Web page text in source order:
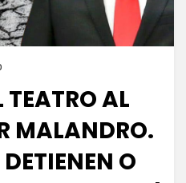
TEATRO AL
MALANDRO.
O